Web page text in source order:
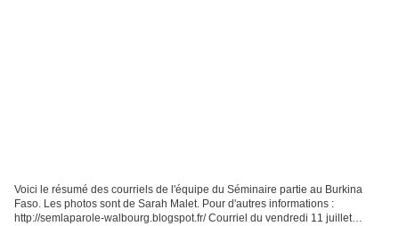
Voici le résumé des courriels de l'équipe du Séminaire partie au Burkina
Faso. Les photos sont de Sarah Malet. Pour d'autres informations :
http://semlaparole-walbourg.blogspot.fr/ Courriel du vendredi 11 juillet